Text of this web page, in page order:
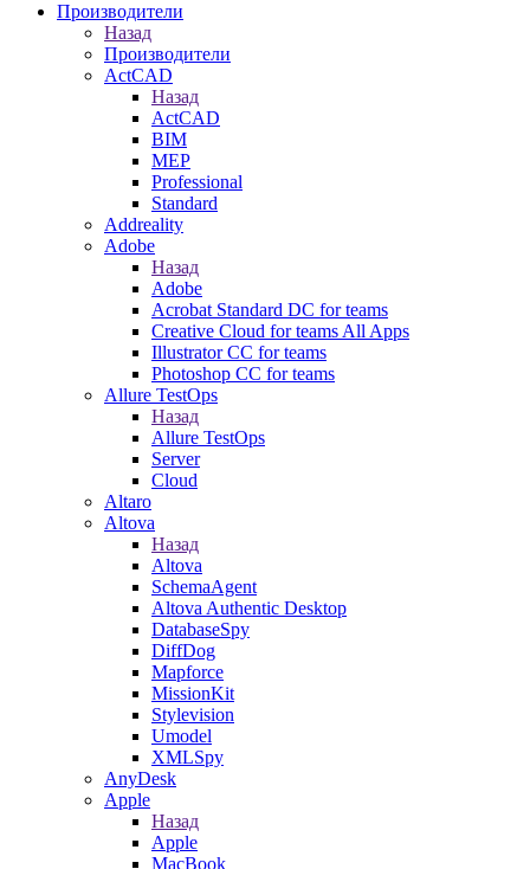
Производители
Назад
Производители
ActCAD
Назад
ActCAD
BIM
MEP
Professional
Standard
Addreality
Adobe
Назад
Adobe
Acrobat Standard DC for teams
Creative Cloud for teams All Apps
Illustrator CC for teams
Photoshop CC for teams
Allure TestOps
Назад
Allure TestOps
Server
Cloud
Altaro
Altova
Назад
Altova
SchemaAgent
Altova Authentic Desktop
DatabaseSpy
DiffDog
Mapforce
MissionKit
Stylevision
Umodel
XMLSpy
AnyDesk
Apple
Назад
Apple
MacBook